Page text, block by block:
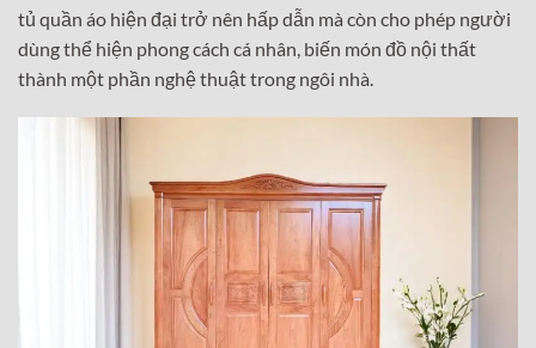
tủ quần áo hiện đại trở nên hấp dẫn mà còn cho phép người
dùng thể hiện phong cách cá nhân, biến món đồ nội thất
thành một phần nghệ thuật trong ngôi nhà.